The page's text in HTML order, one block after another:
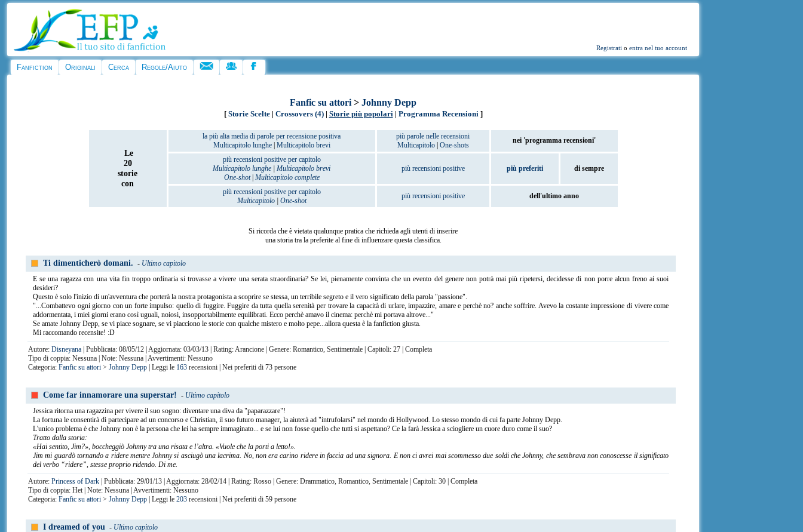
Registrati oentra nel tuo account
Fanfiction Originali Cerca Regole/Aiuto
Fanfic su attori >Johnny Depp
[ Storie Scelte| Crossovers (4)| Storie più popolari| Programma Recensioni]
Le
20
storie
con
la più alta media di parole per recensione positiva
Multicapitolo lunghe| Multicapitolo brevi
più parole nelle recensioni
Multicapitolo| One-shots
nei 'programma recensioni'
più recensioni positive per capitolo
Multicapitolo lunghe |Multicapitolo brevi
One-shot| Multicapitolo complete
più recensioni positive più preferiti di sempre
più recensioni positive per capitolo
Multicapitolo| One-shot
più recensioni positive dell'ultimo anno
Si ricorda che è vietata qualunque pratica che richieda agli utenti di inserire
una storia tra la preferite al fine di influenzare questa classifica.
Ti dimenticherò domani. - Ultimo capitolo
E se una ragazza con una vita fin troppo ordinaria si trovasse a vivere una serata straordinaria? Se lei, pienamente convinta che un evento del genere non potrà mai più ripetersi, decidesse di non porre alcun freno ai suoi
desideri?
Questo è solo l'inizio di un'avventura che porterà la nostra protagonista a scoprire se stessa, un terribile segreto e il vero significato della parola "passione".
"...Combattevo ogni giorno con un forte impulso: quello di fuggire. Fuggire da tutta quella serenità per trovare la capacità di urlare, impazzire, amare e perchè no? anche soffrire. Avevo la costante impressione di vivere come
addormentata, i miei giorni erano così uguali, noiosi, insopportabilmente equilibrati. Ecco perchè amavo il cinema: perchè mi portava altrove..."
Se amate Johnny Depp, se vi piace sognare, se vi piacciono le storie con qualche mistero e molto pepe...allora questa è la fanfiction giusta.
Mi raccomando recensite! :D
Autore:Disneyana | Pubblicata: 08/05/12 | Aggiornata: 03/03/13 | Rating: Arancione | Genere: Romantico, Sentimentale | Capitoli: 27 | Completa
Tipo di coppia: Nessuna | Note: Nessuna | Avvertimenti: Nessuno
Categoria:Fanfic su attori >Johnny Depp | Leggi le 163 recensioni | Nei preferiti di 73 persone
Come far innamorare una superstar! - Ultimo capitolo
Jessica ritorna una ragazzina per vivere il suo sogno: diventare una diva da "paparazzare"!
La fortuna le consentirà di partecipare ad un concorso e Christian, il suo futuro manager, la aiuterà ad "intrufolarsi" nel mondo di Hollywood. Lo stesso mondo di cui fa parte Johnny Depp.
L'unico problema è che Johnny non è la persona che lei ha sempre immaginato... e se lui non fosse quello che tutti si aspettano? Ce la farà Jessica a sciogliere un cuore duro come il suo?
Tratto dalla storia:
«Hai sentito, Jim?», boccheggiò Johnny tra una risata e l’altra. «Vuole che la porti a letto!».
Jim mi guardò tornando a ridere mentre Johnny si asciugò una lacrima. No, non era carino ridere in faccia ad una signora. E non ci avrei mai scommesso due soldi che Johnny, che sembrava non conoscesse il significato
del verbo “ridere”, stesse proprio ridendo. Di me.
Autore:Princess of Dark | Pubblicata: 29/01/13 | Aggiornata: 28/02/14 | Rating: Rosso | Genere: Drammatico, Romantico, Sentimentale | Capitoli: 30 | Completa
Tipo di coppia: Het | Note: Nessuna | Avvertimenti: Nessuno
Categoria:Fanfic su attori >Johnny Depp | Leggi le203 recensioni | Nei preferiti di 59 persone
I dreamed of you - Ultimo capitolo